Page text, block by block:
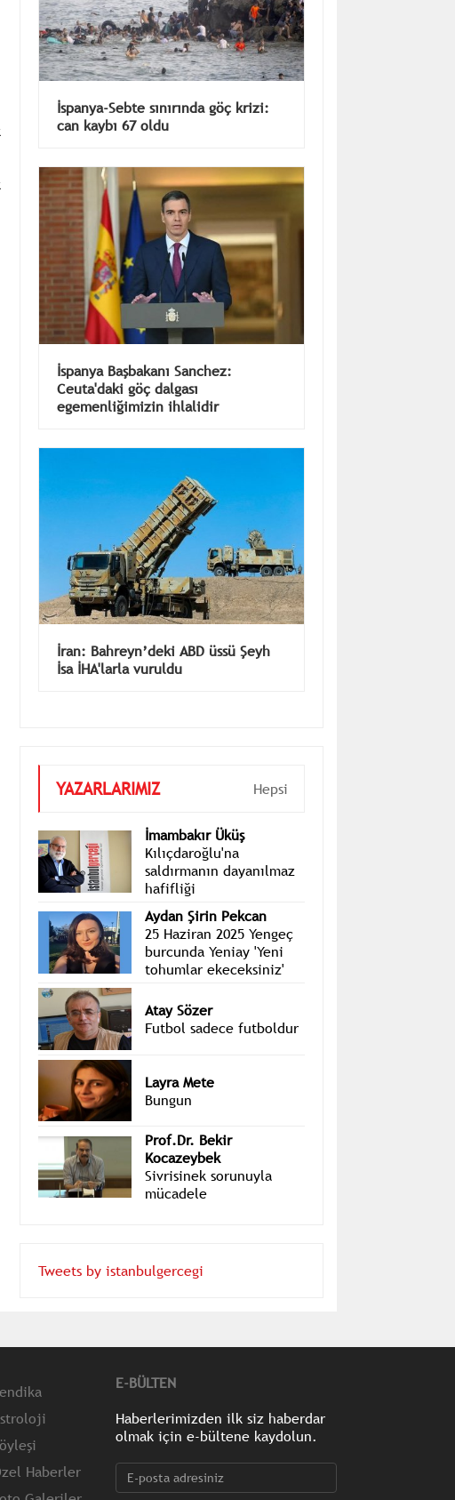
İspanya-Sebte sınırında göç krizi:
İspanya Başbakanı Sanchez:
Ceuta'daki göç dalgası
İran: Bahreyn’deki ABD üssü Şeyh
İmambakır Üküş
Kılıçdaroğlu'na
saldırmanın dayanılmaz
hafifliği
Aydan Şirin Pekcan
25 Haziran 2025 Yengeç
burcunda Yeniay 'Yeni
Atay Sözer
Layra Mete
Prof.Dr. Bekir
Kocazeybek
Sivrisinek sorunuyla
E-BÜLTEN
Haberlerimizden ilk siz haberdar
olmak için e-bültene kaydolun.